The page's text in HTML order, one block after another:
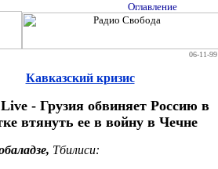
06-11-99
Кавказский кризис
- Грузия обвиняет Россию в
втянуть ее в войну в Чечне
Тбилиси: